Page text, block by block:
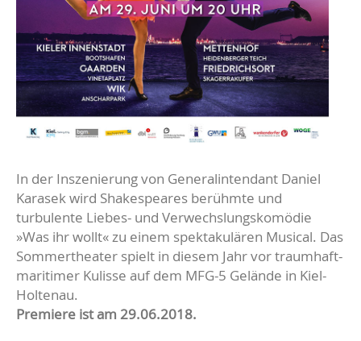
In der Inszenierung von Generalintendant Daniel
Karasek wird Shakespeares berühmte und
turbulente Liebes- und Verwechslungskomödie
»Was ihr wollt« zu einem spektakulären Musical. Das
Sommertheater spielt in diesem Jahr vor traumhaft-
maritimer Kulisse auf dem MFG-5 Gelände in Kiel-
Holtenau.
Premiere ist am 29.06.2018.